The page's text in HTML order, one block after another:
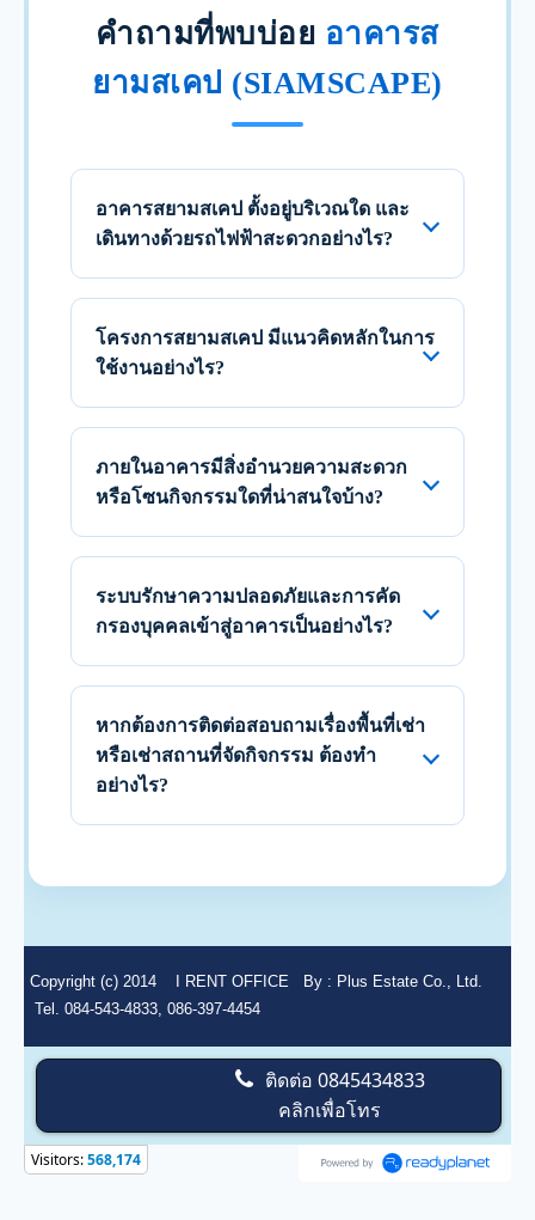
คำถามที่พบบ่อย อาคารส
ยามสเคป (SIAMSCAPE)
อาคารสยามสเคป ตั้งอยู่บริเวณใด และ
เดินทางด้วยรถไฟฟ้าสะดวกอย่างไร?
โครงการสยามสเคป มีแนวคิดหลักในการ
ใช้งานอย่างไร?
ภายในอาคารมีสิ่งอำนวยความสะดวก
หรือโซนกิจกรรมใดที่น่าสนใจบ้าง?
ระบบรักษาความปลอดภัยและการคัด
กรองบุคคลเข้าสู่อาคารเป็นอย่างไร?
หากต้องการติดต่อสอบถามเรื่องพื้นที่เช่า
หรือเช่าสถานที่จัดกิจกรรม ต้องทำ
อย่างไร?
Copyright (c) 2014 I RENT OFFICE By : Plus Estate Co., Ltd.
Tel. 084-543-4833, 086-397-4454
ติดต่อ 0845434833
คลิกเพื่อโทร
Visitors:568,174